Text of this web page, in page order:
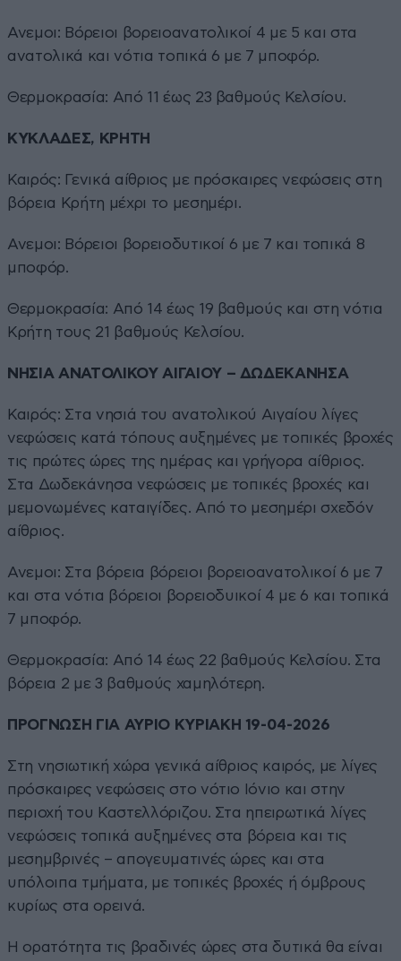
Ανεμοι: Βόρειοι βορειοανατολικοί 4 με 5 και στα
ανατολικά και νότια τοπικά 6 με 7 μποφόρ.
Θερμοκρασία: Από 11 έως 23 βαθμούς Κελσίου.
ΚΥΚΛΑΔΕΣ, ΚΡΗΤΗ
Καιρός: Γενικά αίθριος με πρόσκαιρες νεφώσεις στη
βόρεια Κρήτη μέχρι το μεσημέρι.
Ανεμοι: Βόρειοι βορειοδυτικοί 6 με 7 και τοπικά 8
μποφόρ.
Θερμοκρασία: Από 14 έως 19 βαθμούς και στη νότια
Κρήτη τους 21 βαθμούς Κελσίου.
ΝΗΣΙΑ ΑΝΑΤΟΛΙΚΟΥ ΑΙΓΑΙΟΥ – ΔΩΔΕΚΑΝΗΣΑ
Καιρός: Στα νησιά του ανατολικού Αιγαίου λίγες
νεφώσεις κατά τόπους αυξημένες με τοπικές βροχές
τις πρώτες ώρες της ημέρας και γρήγορα αίθριος.
Στα Δωδεκάνησα νεφώσεις με τοπικές βροχές και
μεμονωμένες καταιγίδες. Από το μεσημέρι σχεδόν
αίθριος.
Ανεμοι: Στα βόρεια βόρειοι βορειοανατολικοί 6 με 7
και στα νότια βόρειοι βορειοδυικοί 4 με 6 και τοπικά
7 μποφόρ.
Θερμοκρασία: Από 14 έως 22 βαθμούς Κελσίου. Στα
βόρεια 2 με 3 βαθμούς χαμηλότερη.
ΠΡΟΓΝΩΣΗ ΓΙΑ ΑΥΡΙΟ ΚΥΡΙΑΚΗ 19-04-2026
Στη νησιωτική χώρα γενικά αίθριος καιρός, με λίγες
πρόσκαιρες νεφώσεις στο νότιο Ιόνιο και στην
περιοχή του Καστελλόριζου. Στα ηπειρωτικά λίγες
νεφώσεις τοπικά αυξημένες στα βόρεια και τις
μεσημβρινές – απογευματινές ώρες και στα
υπόλοιπα τμήματα, με τοπικές βροχές ή όμβρους
κυρίως στα ορεινά.
Η ορατότητα τις βραδινές ώρες στα δυτικά θα είναι